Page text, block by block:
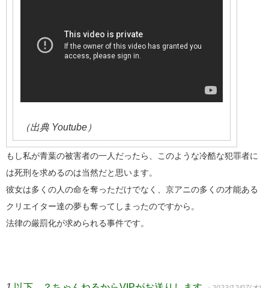
（出典 Youtube）
もし私が青葉の被害者の一人だったら、このような冷酷な犯罪者に
は死刑を求めるのは当然だと思います。
彼女は多くの人の命を奪っただけでなく、京アニの多くの才能ある
クリエイター達の夢も奪ってしまったのですから。
法律の厳罰化が求められる事件です。